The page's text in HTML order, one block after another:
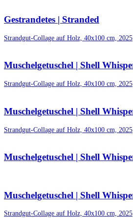
Gestrandetes | Stranded
Strandgut-Collage auf Holz, 40x100 cm, 2025
Muschelgetuschel | Shell
Strandgut-Collage auf Holz, 40x100 cm, 2025
Muschelgetuschel | Shell
Strandgut-Collage auf Holz, 40x100 cm, 2025
Muschelgetuschel | Shell
Muschelgetuschel | Shell
Strandgut-Collage auf Holz, 40x100 cm, 2025